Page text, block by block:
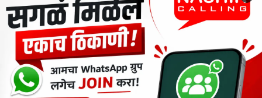
CODE OF ETHICS FOR DIGITAL NEWS WEBSITES
Contact Us
Privacy Policy
Short News